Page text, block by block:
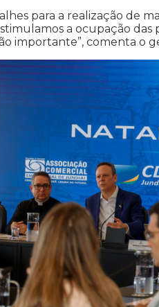
para a realização de
a ocupação
importante”, comenta o